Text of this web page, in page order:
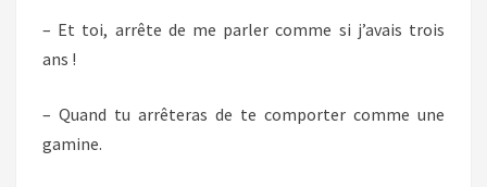
– Et toi, arrête de me parler comme si j’avais trois
ans !
– Quand tu arrêteras de te comporter comme une
gamine.